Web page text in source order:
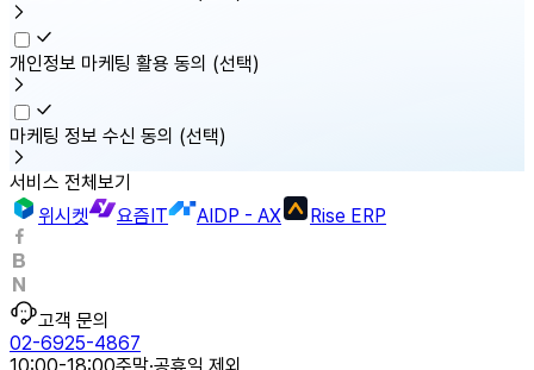
개인정보 마케팅 활용 동의 (선택)
마케팅 정보 수신 동의 (선택)
서비스 전체보기
위시켓
요즘IT AIDP - AX Rise ERP
고객 문의
02-6925-4867
10:00-18:00주말·공휴일 제외